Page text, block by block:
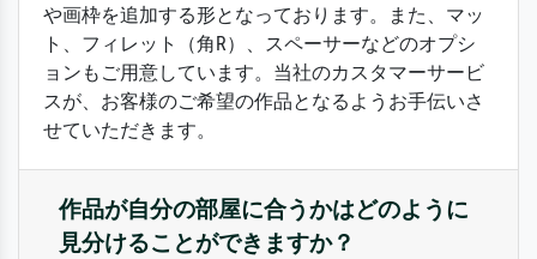
や画枠を追加する形となっております。また、マッ
ト、フィレット（角R）、スペーサーなどのオプシ
ョンもご用意しています。当社のカスタマーサービ
スが、お客様のご希望の作品となるようお手伝いさ
せていただきます。
作品が自分の部屋に合うかはどのように
見分けることができますか？